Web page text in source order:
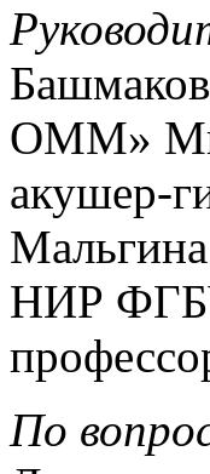
ОММ»
акушер-
НИР
По